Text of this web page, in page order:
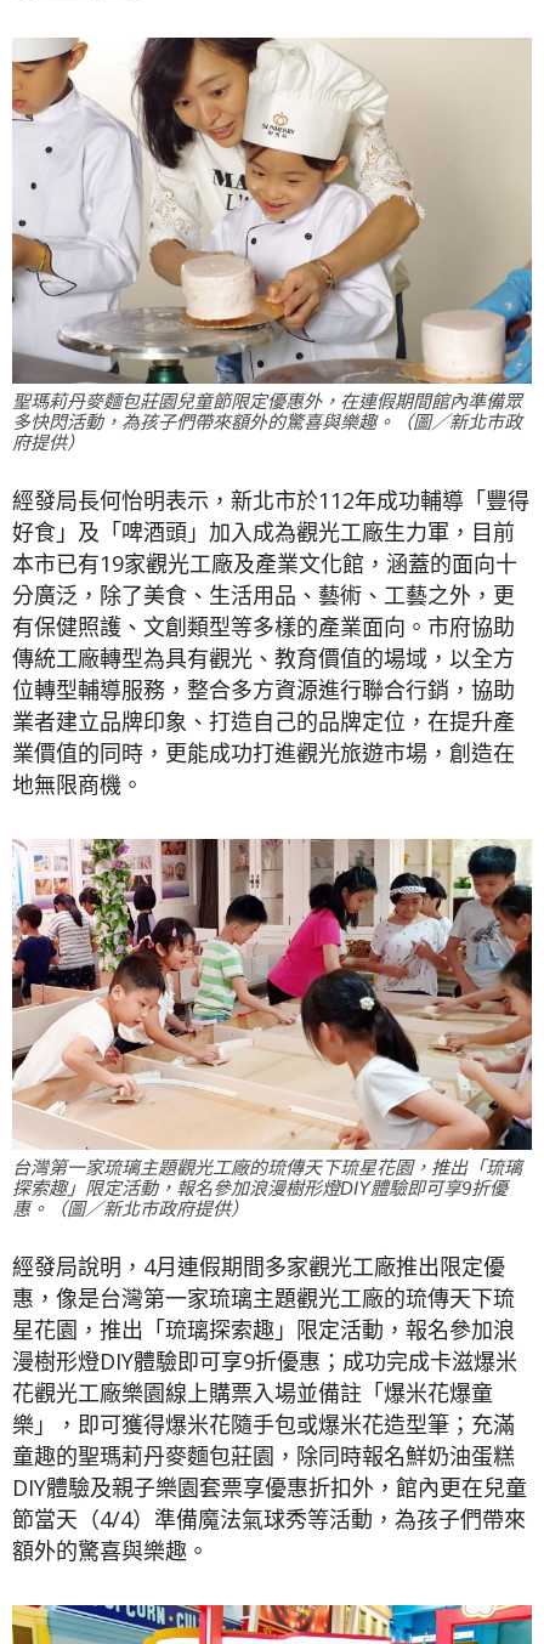
聖瑪莉丹麥麵包莊園兒童節限定優惠外，在連假期間館內準備眾
多快閃活動，為孩子們帶來額外的驚喜與樂趣。（圖／新北市政
府提供）
經發局長何怡明表示，新北市於112年成功輔導「豐得
好食」及「啤酒頭」加入成為觀光工廠生力軍，目前
本市已有19家觀光工廠及產業文化館，涵蓋的面向十
分廣泛，除了美食、生活用品、藝術、工藝之外，更
有保健照護、文創類型等多樣的產業面向。市府協助
傳統工廠轉型為具有觀光、教育價值的場域，以全方
位轉型輔導服務，整合多方資源進行聯合行銷，協助
業者建立品牌印象、打造自己的品牌定位，在提升產
業價值的同時，更能成功打進觀光旅遊市場，創造在
地無限商機。
台灣第一家琉璃主題觀光工廠的琉傳天下琉星花園，推出「琉璃
探索趣」限定活動，報名參加浪漫樹形燈DIY體驗即可享9折優
惠。（圖／新北市政府提供）
經發局說明，4月連假期間多家觀光工廠推出限定優
惠，像是台灣第一家琉璃主題觀光工廠的琉傳天下琉
星花園，推出「琉璃探索趣」限定活動，報名參加浪
漫樹形燈DIY體驗即可享9折優惠；成功完成卡滋爆米
花觀光工廠樂園線上購票入場並備註「爆米花爆童
樂」，即可獲得爆米花隨手包或爆米花造型筆；充滿
童趣的聖瑪莉丹麥麵包莊園，除同時報名鮮奶油蛋糕
DIY體驗及親子樂園套票享優惠折扣外，館內更在兒童
節當天（4/4）準備魔法氣球秀等活動，為孩子們帶來
額外的驚喜與樂趣。